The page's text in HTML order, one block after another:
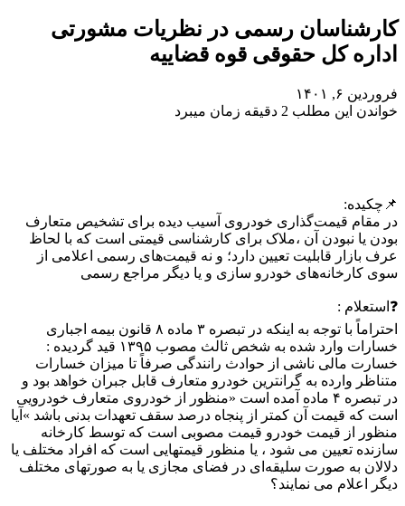
کارشناسان رسمی در نظریات مشورتی
اداره کل حقوقی قوه قضاییه
فروردین ۶, ۱۴۰۱
خواندن این مطلب 2 دقیقه زمان میبرد
📌چکیده:
در مقام قیمت‌گذاری خودروی آسیب دیده برای تشخیص متعارف
بودن یا نبودن آن ،ملاک برای کارشناسی قیمتی است که با لحاظ
عرف بازار قابلیت تعیین دارد؛ و نه قیمت‌های رسمی اعلامی از
سوی کارخانه‌های خودرو سازی و یا دیگر مراجع رسمی
❓استعلام :
احتراماً با توجه به اینکه در تبصره ۳ ماده ۸ قانون بیمه اجباری
خسارات وارد شده به شخص ثالث مصوب ۱۳۹۵ قید گردیده :
خسارت مالی ناشی از حوادث رانندگی صرفاً تا میزان خسارات
متناظر وارده به گرانترین خودرو متعارف قابل جبران خواهد بود و
در تبصره ۴ ماده آمده است «منظور از خودروی متعارف خودرویی
است که قیمت آن کمتر از پنجاه درصد سقف تعهدات بدنی باشد »آیا
منظور از قیمت خودرو قیمت مصوبی است که توسط کارخانه
سازنده تعیین می شود ، یا منظور قیمتهایی است که افراد مختلف یا
دلالان به صورت سلیقه‌ای در فضای مجازی یا به صورتهای مختلف
دیگر اعلام می نمایند؟